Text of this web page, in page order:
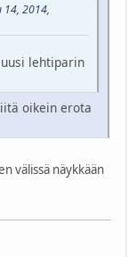
14, 2014,
lehtiparin
oikein erota
välissä näykkään